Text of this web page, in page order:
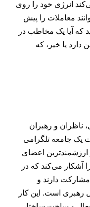
خود را روی
را پیش
یک مخاطب در
یا خیر، که
و رهبران
جامعه تلگرامی
اعضای
می‌کند که در
دارند و
است. این کار